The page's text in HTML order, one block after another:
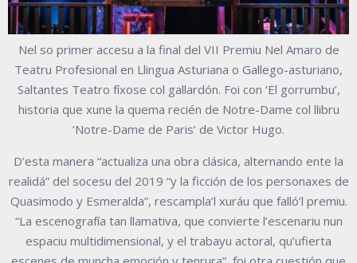
Nel so primer accesu a la final del VII Premiu Nel Amaro de
Teatru Profesional en Llingua Asturiana o Gallego-asturiano,
Saltantes Teatro fíxose col gallardón. Foi con ‘El gorrumbu’,
historia que xune la quema recién de Notre-Dame col llibru
‘Notre-Dame de Paris’ de Victor Hugo.
D’esta manera “actualiza una obra clásica, alternando ente la
realidá” del socesu del 2019 “y la ficción de los personaxes de
Quasimodo y Esmeralda”, rescampla’l xuráu que falló’l premiu.
“La escenografía tan llamativa, que convierte l’escenariu nun
espaciu multidimensional, y el trabayu actoral, qu’ufierta